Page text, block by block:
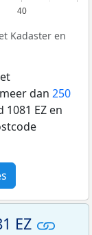
40
Kadaster en
dan 250
EZ en
EZ